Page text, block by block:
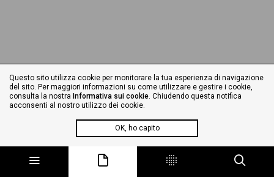
Questo sito utilizza cookie per monitorare la tua esperienza di navigazione
del sito. Per maggiori informazioni su come utilizzare e gestire i cookie,
consulta la nostra Informativa sui cookie. Chiudendo questa notifica
acconsenti al nostro utilizzo dei cookie.
OK, ho capito